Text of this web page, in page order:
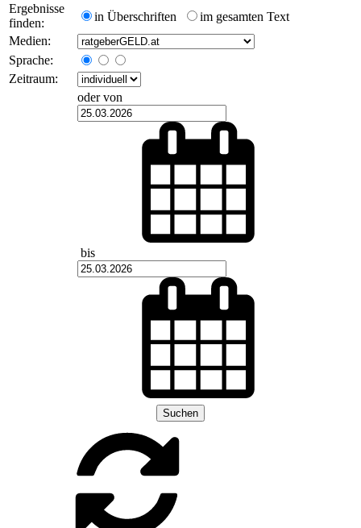
Ergebnisse
finden:
in Überschriften
im gesamten Text
Medien:
Sprache:
Zeitraum:
oder von
bis
Suchen